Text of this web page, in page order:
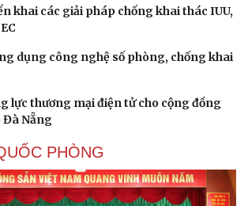
khai các giải pháp chống khai thác IUU,
dụng công nghệ số phòng, chống khai
lực thương mại điện tử cho cộng đồng
Đà Nẵng
PHÒNG